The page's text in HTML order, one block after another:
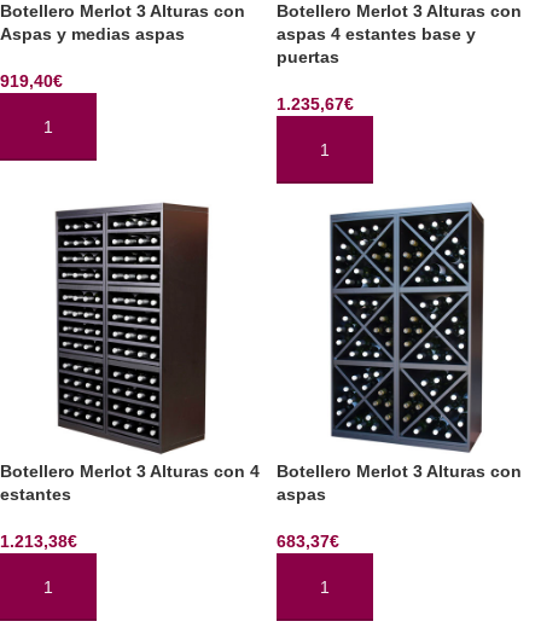
Botellero Merlot 3 Alturas con
Aspas y medias aspas
919,40€
AÑADIR AL CARRITO
Botellero Merlot 3 Alturas con
aspas 4 estantes base y
puertas
1.235,67€
AÑADIR AL CARRITO
Botellero Merlot 3 Alturas con 4
estantes
1.213,38€
AÑADIR AL CARRITO
Botellero Merlot 3 Alturas con
aspas
683,37€
AÑADIR AL CARRITO